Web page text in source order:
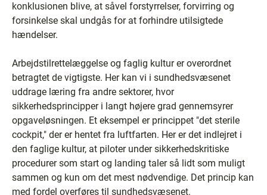
konklusionen blive, at såvel forstyrrelser, forvirring og
forsinkelse skal undgås for at forhindre utilsigtede
hændelser.
Arbejdstilrettelæggelse og faglig kultur er overordnet
betragtet de vigtigste. Her kan vi i sundhedsvæsenet
uddrage læring fra andre sektorer, hvor
sikkerhedsprincipper i langt højere grad gennemsyrer
opgaveløsningen. Et eksempel er princippet "det sterile
cockpit," der er hentet fra luftfarten. Her er det indlejret i
den faglige kultur, at piloter under sikkerhedskritiske
procedurer som start og landing taler så lidt som muligt
sammen og kun om det mest nødvendige. Det princip kan
med fordel overføres til sundhedsvæsenet.